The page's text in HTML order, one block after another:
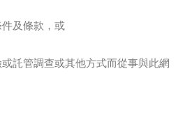
及條款，或
託管調查或其他方式而從事與此網